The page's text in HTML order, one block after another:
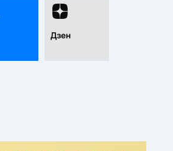
Дзен